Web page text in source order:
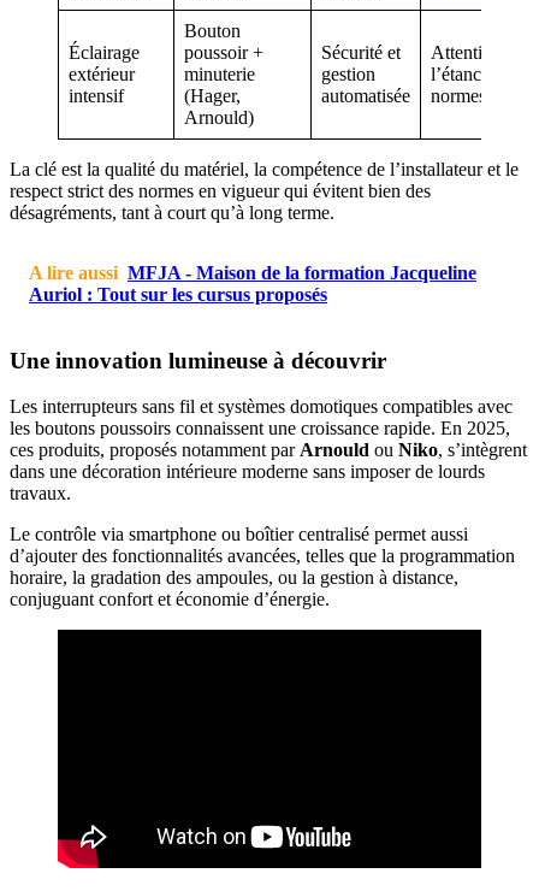
Éclairage
extérieur
intensif
Bouton
poussoir +
minuterie
(Hager,
Arnould)
Sécurité et
gestion
automatisée
Attention à
l’étanchéité et
normes IP
La clé est la qualité du matériel, la compétence de l’installateur et le
respect strict des normes en vigueur qui évitent bien des
désagréments, tant à court qu’à long terme.
A lire aussi MFJA - Maison de la formation Jacqueline
Auriol : Tout sur les cursus proposés
Une innovation lumineuse à découvrir
Les interrupteurs sans fil et systèmes domotiques compatibles avec
les boutons poussoirs connaissent une croissance rapide. En 2025,
ces produits, proposés notamment par Arnould ou Niko, s’intègrent
dans une décoration intérieure moderne sans imposer de lourds
travaux.
Le contrôle via smartphone ou boîtier centralisé permet aussi
d’ajouter des fonctionnalités avancées, telles que la programmation
horaire, la gradation des ampoules, ou la gestion à distance,
conjuguant confort et économie d’énergie.